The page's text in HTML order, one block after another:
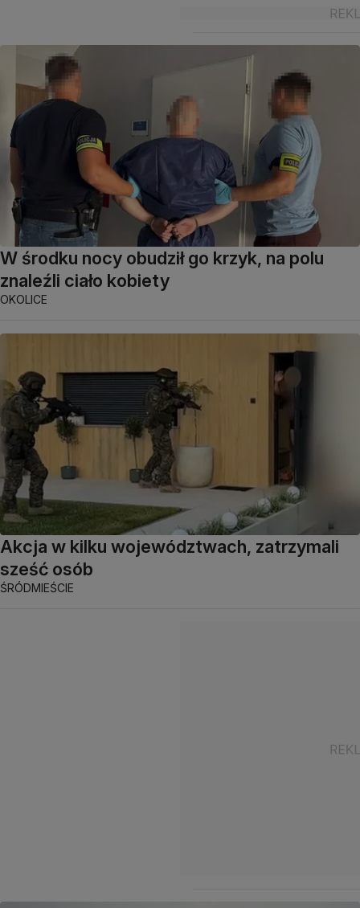
W środku nocy obudził go krzyk, na polu
znaleźli ciało kobiety
OKOLICE
Akcja w kilku województwach, zatrzymali
sześć osób
ŚRÓDMIEŚCIE